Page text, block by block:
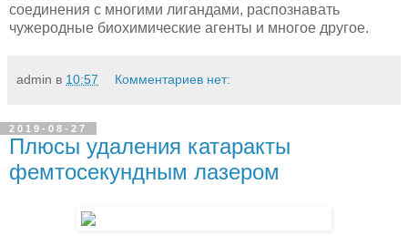
соединения с многими лигандами, распознавать
чужеродные биохимические агенты и многое другое.
admin в 10:57 Комментариев нет:
2019-08-27
Плюсы удаления катаракты
фемтосекундным лазером